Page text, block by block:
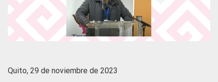
Quito, 29 de noviembre de 2023